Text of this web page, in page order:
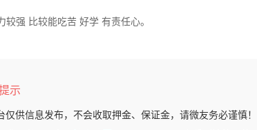
较强 比较能吃苦 好学 有责任心。
示
仅供信息发布，不会收取押金、保证金，请微友务必谨慎！